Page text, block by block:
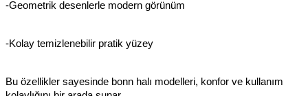
-Geometrik desenlerle modern görünüm
-Kolay temizlenebilir pratik yüzey
Bu özellikler sayesinde bonn halı modelleri, konfor ve kullanım